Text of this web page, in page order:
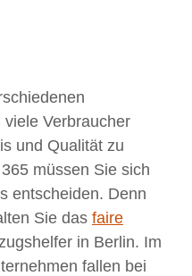
Verbraucher
und Qualität zu
müssen Sie sich
entscheiden. Denn
Sie das faire
in Berlin. Im
fallen bei